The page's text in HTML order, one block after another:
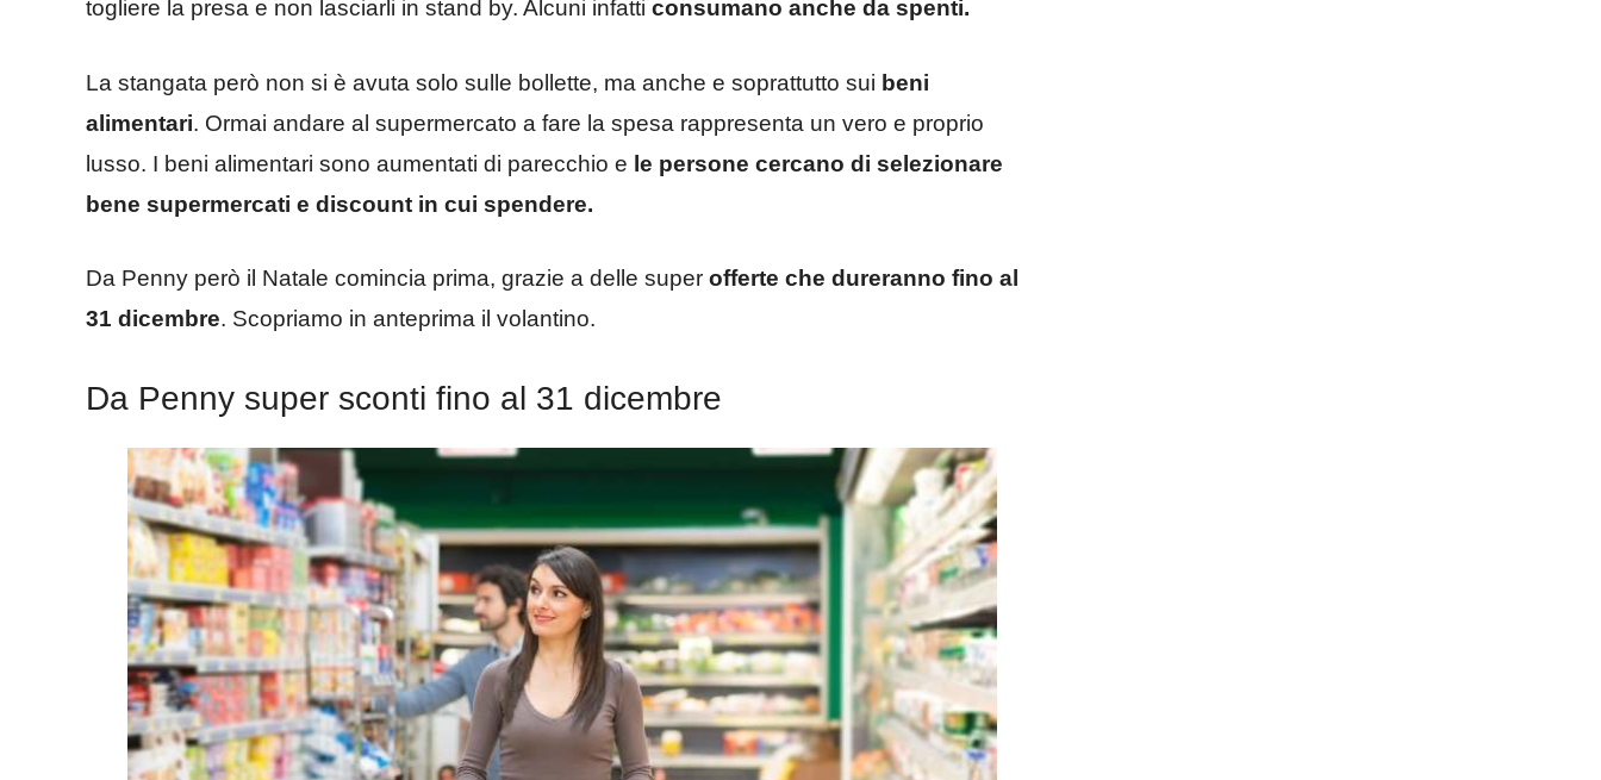
togliere la presa e non lasciarli in stand by. Alcuni infatti consumano anche da spenti.
La stangata però non si è avuta solo sulle bollette, ma anche e soprattutto sui beni
alimentari. Ormai andare al supermercato a fare la spesa rappresenta un vero e proprio
lusso. I beni alimentari sono aumentati di parecchio e le persone cercano di selezionare
bene supermercati e discount in cui spendere.
Da Penny però il Natale comincia prima, grazie a delle super offerte che dureranno fino al
31 dicembre. Scopriamo in anteprima il volantino.
Da Penny super sconti fino al 31 dicembre